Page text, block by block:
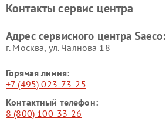
Контакты сервис центра
Адрес сервисного центра Saeco:
г. Москва, ул. Чаянова 18
Горячая линия:
+7 (495) 023-73-25
Контактный телефон:
8 (800) 100-33-26